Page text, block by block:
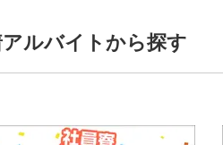
（休憩60分）
ルバイトから探す